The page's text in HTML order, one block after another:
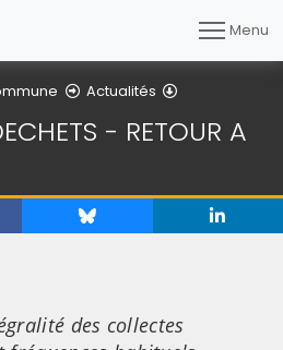
Menu
Actualités
- RETOUR A
des collectes